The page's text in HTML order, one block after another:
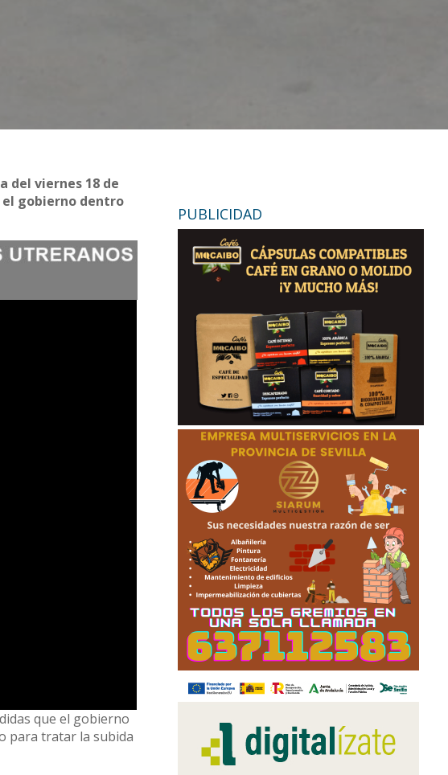
del viernes 18 de
el gobierno dentro
que el gobierno
para tratar la subida
PUBLICIDAD